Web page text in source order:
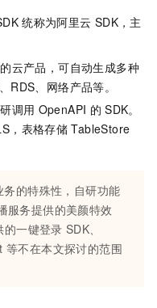
统称为阿里云 SDK，主
云产品，可自动生成多种
RDS、网络产品等。
调用 OpenAPI 的 SDK。
，表格存储 TableStore
的特殊性，自研功能
服务提供的美颜特效
的一键登录 SDK、
等不在本文探讨的范围